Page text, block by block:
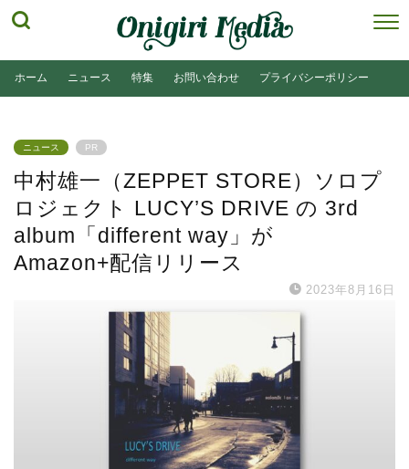
ホーム ニュース 特集 お問い合わせ プライバシーポリシー
ニュース PR
中村雄一（ZEPPET STORE）ソロプ
ロジェクト LUCY’S DRIVE の 3rd
album「different way」が
Amazon+配信リリース
2023年8月16日